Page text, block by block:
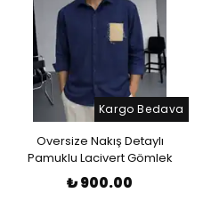
Kargo Bedava
Oversize Nakış Detaylı
Pamuklu Lacivert Gömlek
₺ 900.00